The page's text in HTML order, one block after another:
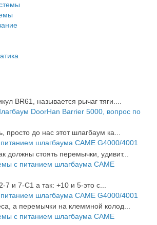
BR61, называется рычаг тяги....
DoorHan Barrier 5000, вопрос по
просто до нас этот шлагбаум ка...
шлагбаума CAME G4000/4001
должны стоять перемычки, удивит...
с питанием шлагбаума CAME
7 и 7-С1 а так: +10 и 5-это с...
шлагбаума CAME G4000/4001
а перемычки на клеммной колод...
с питанием шлагбаума CAME